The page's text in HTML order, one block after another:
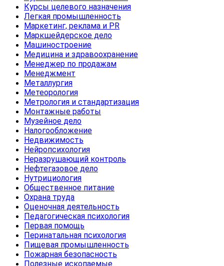
Курсы целевого назначения
Легкая промышленность
Маркетинг, реклама и PR
Маркшейдерское дело
Машиностроение
Медицина и здравоохранение
Менеджер по продажам
Менеджмент
Металлургия
Метеорология
Метрология и стандартизация
Монтажные работы
Музейное дело
Налогообложение
Недвижимость
Нейропсихология
Неразрушающий контроль
Нефтегазовое дело
Нутрициология
Общественное питание
Охрана труда
Оценочная деятельность
Педагогическая психология
Первая помощь
Перинатальная психология
Пищевая промышленность
Пожарная безопасность
Полезные ископаемые